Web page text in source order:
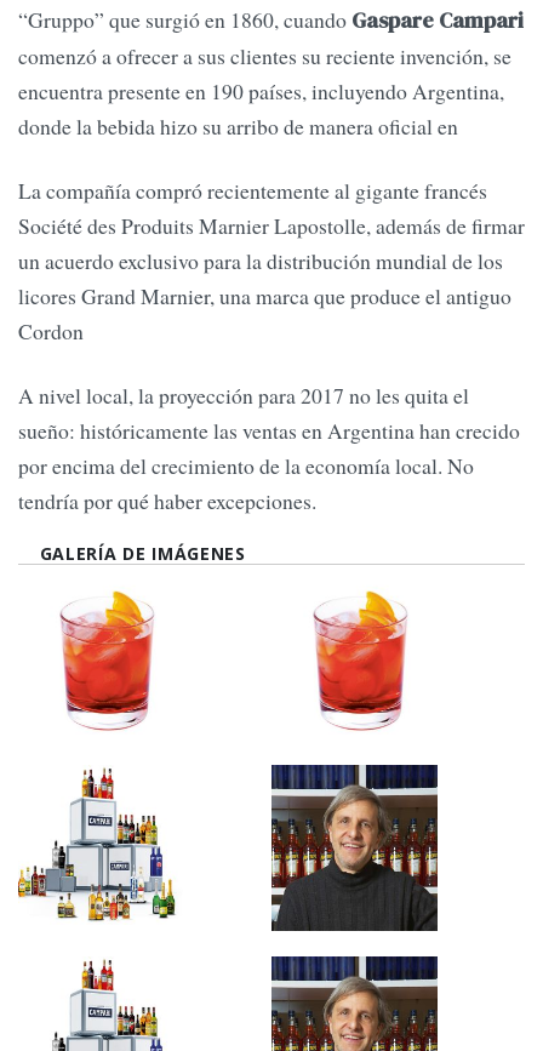
“Gruppo” que surgió en 1860, cuando Gaspare Campari
comenzó a ofrecer a sus clientes su reciente invención, se
encuentra presente en 190 países, incluyendo Argentina,
donde la bebida hizo su arribo de manera oficial en
La compañía compró recientemente al gigante francés
Société des Produits Marnier Lapostolle, además de firmar
un acuerdo exclusivo para la distribución mundial de los
licores Grand Marnier, una marca que produce el antiguo
Cordon
A nivel local, la proyección para 2017 no les quita el
sueño: históricamente las ventas en Argentina han crecido
por encima del crecimiento de la economía local. No
tendría por qué haber excepciones.
GALERÍA DE IMÁGENES